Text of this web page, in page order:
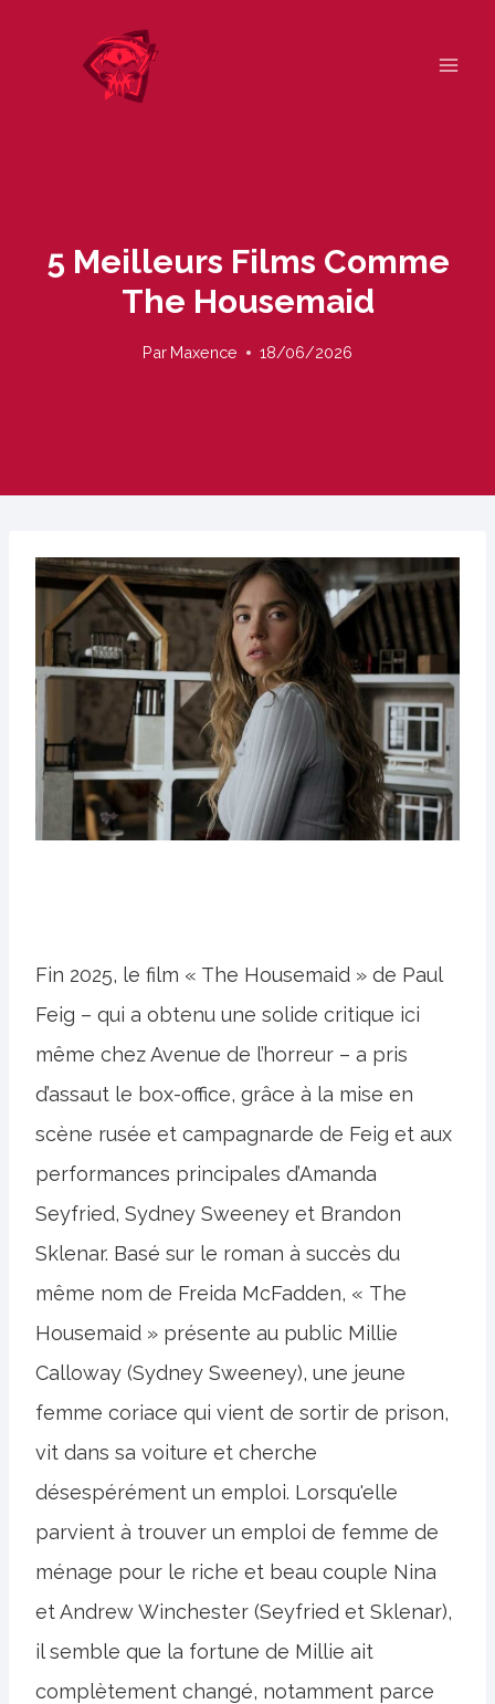
5 Meilleurs Films Comme
The Housemaid
Par Maxence 18/06/2026
Fin 2025, le film « The Housemaid » de Paul
Feig – qui a obtenu une solide critique ici
même chez Avenue de l’horreur – a pris
d’assaut le box-office, grâce à la mise en
scène rusée et campagnarde de Feig et aux
performances principales d’Amanda
Seyfried, Sydney Sweeney et Brandon
Sklenar. Basé sur le roman à succès du
même nom de Freida McFadden, « The
Housemaid » présente au public Millie
Calloway (Sydney Sweeney), une jeune
femme coriace qui vient de sortir de prison,
vit dans sa voiture et cherche
désespérément un emploi. Lorsqu'elle
parvient à trouver un emploi de femme de
ménage pour le riche et beau couple Nina
et Andrew Winchester (Seyfried et Sklenar),
il semble que la fortune de Millie ait
complètement changé, notamment parce